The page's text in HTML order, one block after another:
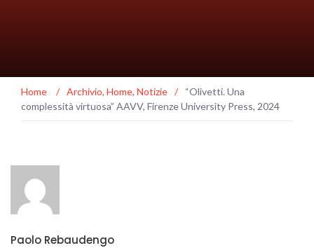
Home / Archivio, Home, Notizie /
“Olivetti. Una
complessità virtuosa” AAVV, Firenze University Press, 2024
Paolo Rebaudengo